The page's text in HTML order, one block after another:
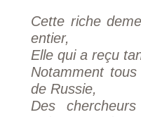
Cette riche
entier,
Elle qui a reçu
Notamment
de Russie,
Des